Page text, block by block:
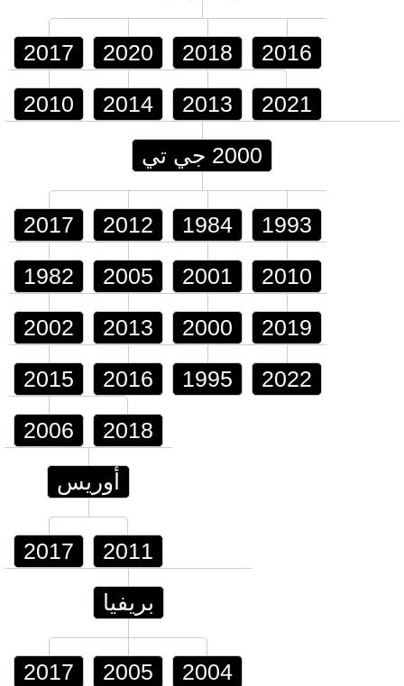
2017 2020 2018 2016
2010 2014 2013 2021
2000 جي تي
2017 2012 1984 1993
1982 2005 2001 2010
2002 2013 2000 2019
2015 2016 1995 2022
2006 2018
أوريس
2017 2011
بريفيا
2017 2005 2004